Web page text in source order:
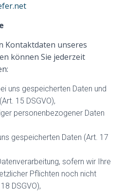
Kontaktdaten unseres
können Sie jederzeit
uns gespeicherten Daten und
15 DSGVO),
personenbezogener Daten
gespeicherten Daten (Art. 17
sofern wir Ihre
Pflichten noch nicht
DSGVO),